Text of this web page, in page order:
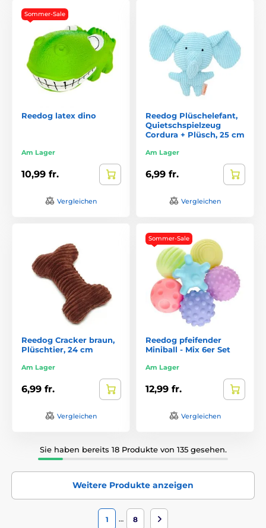
Sommer-Sale
Reedog latex dino
Am Lager
10,99 fr.
Vergleichen
Reedog Plüschelefant,
Quietschspielzeug
Cordura + Plüsch, 25 cm
Am Lager
6,99 fr.
Vergleichen
Reedog Cracker braun,
Plüschtier, 24 cm
Am Lager
6,99 fr.
Vergleichen
Sommer-Sale
Reedog pfeifender
Miniball - Mix 6er Set
Am Lager
12,99 fr.
Vergleichen
Sie haben bereits 18 Produkte von 135 gesehen.
Weitere Produkte anzeigen
1 … 8